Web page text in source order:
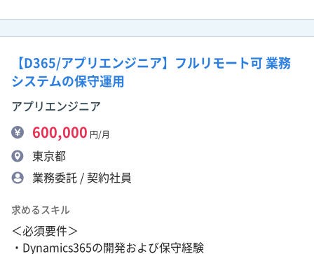
【D365/アプリエンジニア】フルリモート可 業務
システムの保守運用
アプリエンジニア
600,000 円/月
東京都
業務委託 / 契約社員
求めるスキル
＜必須要件＞
・Dynamics365の開発および保守経験